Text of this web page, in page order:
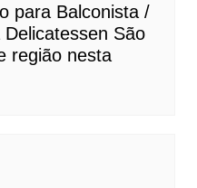
para Balconista /
São
região nesta